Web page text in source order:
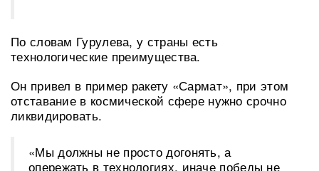
По словам Гурулева, у страны есть
технологические преимущества.
Он привел в пример ракету «Сармат», при этом
отставание в космической сфере нужно срочно
ликвидировать.
«Мы должны не просто догонять, а
опережать в технологиях, иначе победы не